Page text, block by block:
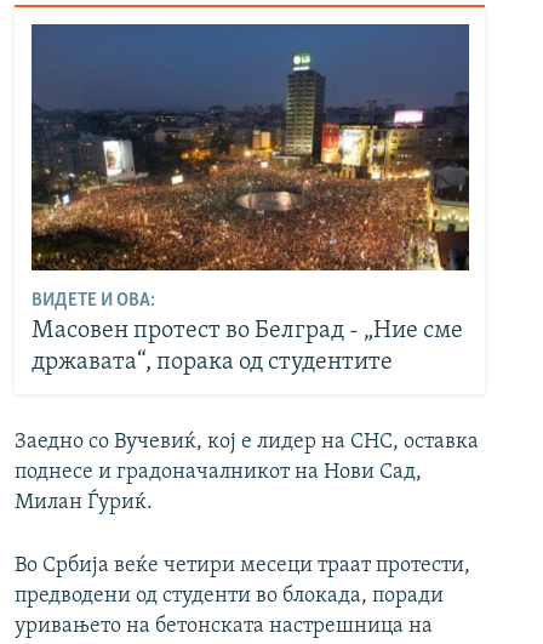
ВИДЕТЕ И ОВА:
Масовен протест во Белград - „Ние сме
државата“, порака од студентите
Заедно со Вучевиќ, кој е лидер на СНС, оставка
поднесе и градоначалникот на Нови Сад,
Милан Ѓуриќ.
Во Србија веќе четири месеци траат протести,
предводени од студенти во блокада, поради
уривањето на бетонската настрешница на